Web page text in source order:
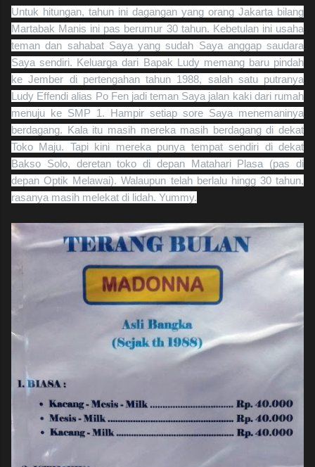
Untuk hitungan, tahun ini dagangan yang orang Jakarta bilang
Martabak Manis ini pas berumur 30 tahun. Kebetulan ini usaha
teman dan sahabat Saya yang sudah Saya anggap saudara
Saya sendiri. Keluarga dari Bapak Ludy memang baru pindah
ke Jember di pertengahan tahun 1988, salah satu putranya
Ludy Effendi alias Po Fen jadi teman Saya jalan kaki dari rumah
menuju ke SMP 1. Hampir setiap sore Saya menemaninya
berdagang. Kala itu masih mereka masih berdagang di dekat
Toko Maju. Tapi kini mereka punya tempat sendiri di dekat
Bakso Solo, deretan toko di depan Matahari Plasa (pas di
depan Optik Melawai). Walaupun telah berlalu hingg 30 tahun,
rasanya masih melekat di lidah. Yummy.